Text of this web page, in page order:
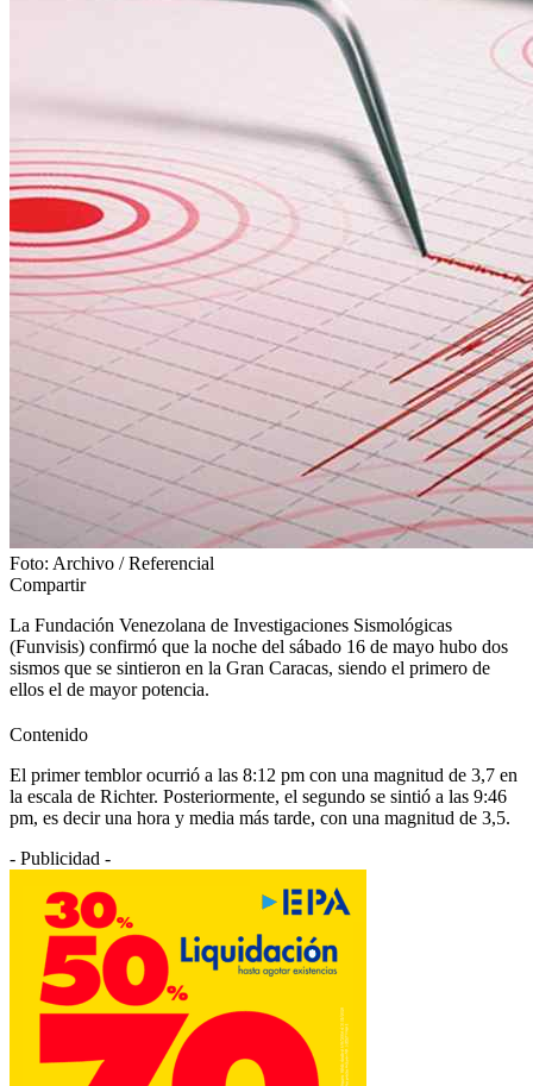
Foto: Archivo / Referencial
Compartir
La Fundación Venezolana de Investigaciones Sismológicas
(Funvisis) confirmó que la noche del sábado 16 de mayo hubo dos
sismos que se sintieron en la Gran Caracas, siendo el primero de
ellos el de mayor potencia.
Contenido
El primer temblor ocurrió a las 8:12 pm con una magnitud de 3,7 en
la escala de Richter. Posteriormente, el segundo se sintió a las 9:46
pm, es decir una hora y media más tarde, con una magnitud de 3,5.
- Publicidad -